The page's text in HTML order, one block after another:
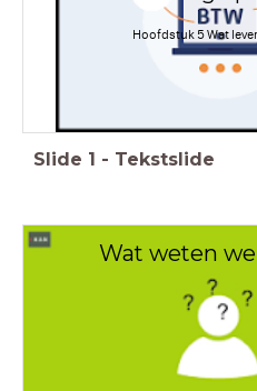
Hoofdstuk 5 Wat
Slide 1 - Tekstslide
Wat weten